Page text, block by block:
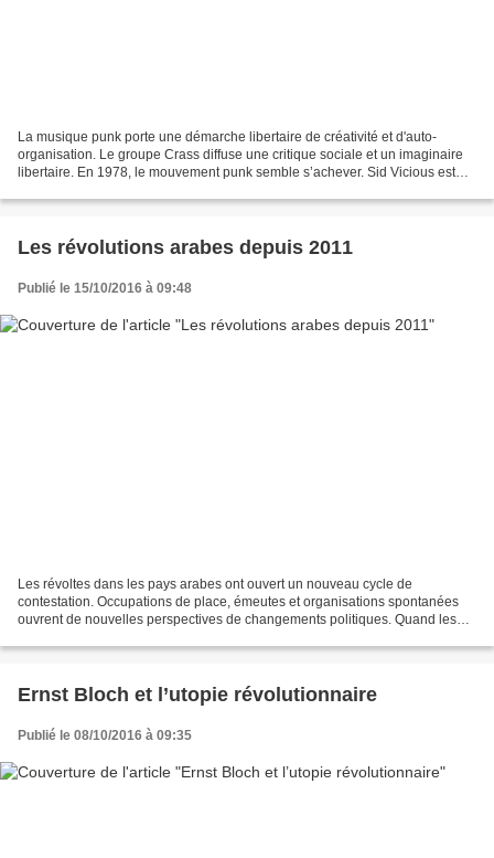
La musique punk porte une démarche libertaire de créativité et d'auto-
organisation. Le groupe Crass diffuse une critique sociale et un imaginaire
libertaire. En 1978, le mouvement punk semble s’achever. Sid Vicious est
Les révolutions arabes depuis 2011
Publié le 15/10/2016 à 09:48
Les révoltes dans les pays arabes ont ouvert un nouveau cycle de
contestation. Occupations de place, émeutes et organisations spontanées
ouvrent de nouvelles perspectives de changements politiques. Quand les
Ernst Bloch et l’utopie révolutionnaire
Publié le 08/10/2016 à 09:35